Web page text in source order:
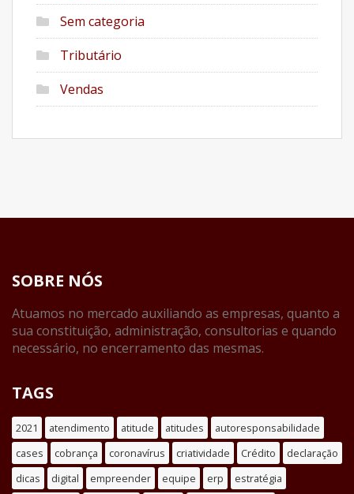
Sem categoria
Tributário
Vendas
SOBRE NÓS
Atuamos no mercado auxiliando as empresas, quanto a
sua constituição, administração, consultorias e quando
necessário, no encerramento das mesmas.
TAGS
2021 atendimento atitude atitudes
autoresponsabilidade
cases
cobrança coronavírus criatividade Crédito
declaração
dicas
digital empreender equipe erp
estratégia